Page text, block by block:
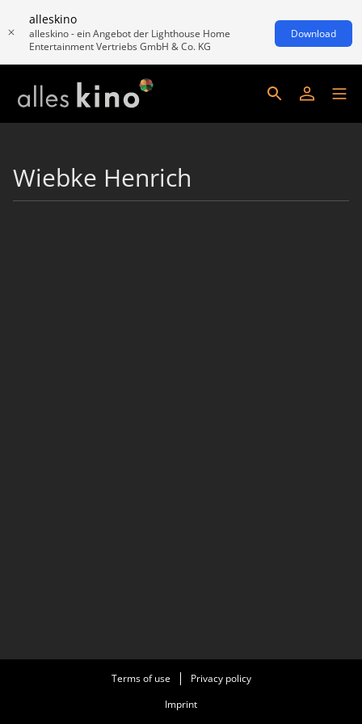
alleskino
alleskino - ein Angebot der Lighthouse Home
Entertainment Vertriebs GmbH & Co. KG
Download
Wiebke Henrich
Terms of use
Privacy policy
Imprint